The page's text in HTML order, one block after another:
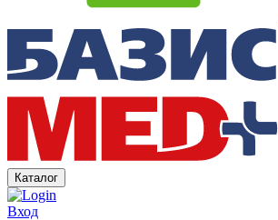
Каталог
Вход